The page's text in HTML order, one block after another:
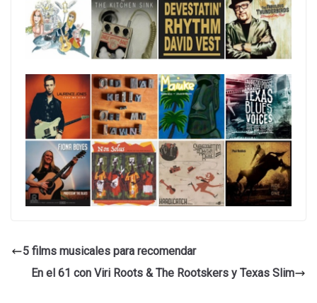
5 films musicales para recomendar
En el 61 con Viri Roots & The Rootskers y Texas Slim